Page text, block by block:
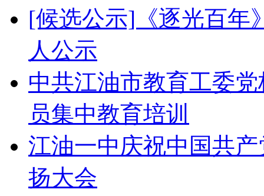
[候选公示]《逐光百年
人公示
中共江油市教育工委
员集中教育培训
江油一中庆祝中国共
扬大会